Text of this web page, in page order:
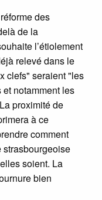
des
de la
l’étiolement
relevé dans le
clefs" seraient "les
notamment les
proximité de
à ce
comment
strasbourgeoise
soient. La
bien